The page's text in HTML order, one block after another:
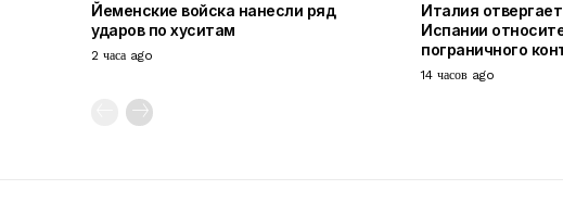
Йеменские войска нанесли ряд
ударов по хуситам
2 часа ago
Италия
Испании
пограничного
14 часов ago